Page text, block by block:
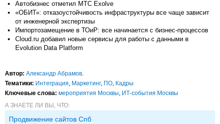
Автобизнес отметил МТС Exolve
«ОБИТ»: отказоустойчивость инфраструктуры все чаще зависит
от инженерной экспертизы
Импортозамещение в ТОиР: все начинается с бизнес-процессов
Cloud.ru добавил новые сервисы для работы с данными в
Evolution Data Platform
Автор: Александр Абрамов.
Тематики: Интеграция, Маркетинг, ПО, Кадры
Ключевые слова: мероприятия Москвы, ИТ-события Москвы
А ЗНАЕТЕ ЛИ ВЫ, ЧТО:
Продвижение сайтов Спб